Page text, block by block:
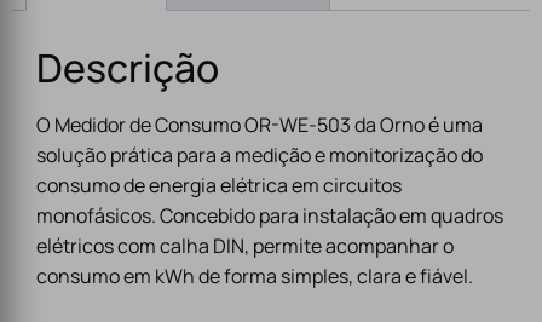
Descrição
O Medidor de Consumo OR-WE-503 da Orno é uma
solução prática para a medição e monitorização do
consumo de energia elétrica em circuitos
monofásicos. Concebido para instalação em quadros
elétricos com calha DIN, permite acompanhar o
consumo em kWh de forma simples, clara e fiável.